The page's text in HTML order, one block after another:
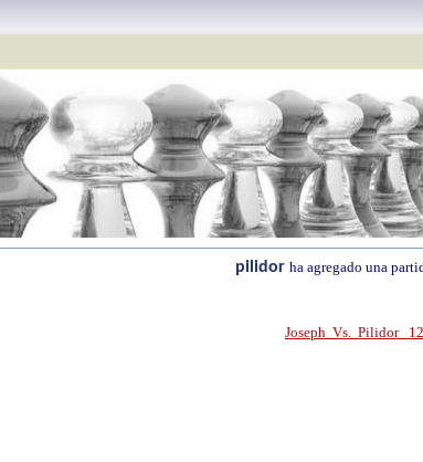
pilidor ha agregado una
Joseph Vs. Pilidor